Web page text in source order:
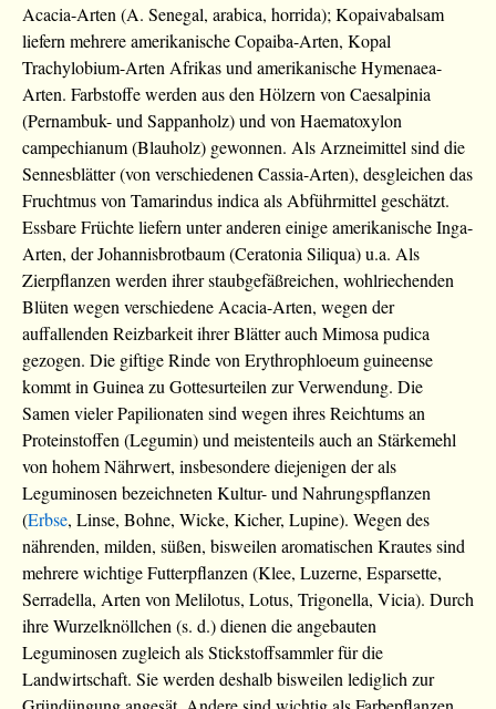
Acacia-Arten (A. Senegal, arabica, horrida); Kopaivabalsam
liefern mehrere amerikanische Copaiba-Arten, Kopal
Trachylobium-Arten Afrikas und amerikanische Hymenaea-
Arten. Farbstoffe werden aus den Hölzern von Caesalpinia
(Pernambuk- und Sappanholz) und von Haematoxylon
campechianum (Blauholz) gewonnen. Als Arzneimittel sind die
Sennesblätter (von verschiedenen Cassia-Arten), desgleichen das
Fruchtmus von Tamarindus indica als Abführmittel geschätzt.
Essbare Früchte liefern unter anderen einige amerikanische Inga-
Arten, der Johannisbrotbaum (Ceratonia Siliqua) u.a. Als
Zierpflanzen werden ihrer staubgefäßreichen, wohlriechenden
Blüten wegen verschiedene Acacia-Arten, wegen der
auffallenden Reizbarkeit ihrer Blätter auch Mimosa pudica
gezogen. Die giftige Rinde von Erythrophloeum guineense
kommt in Guinea zu Gottesurteilen zur Verwendung. Die
Samen vieler Papilionaten sind wegen ihres Reichtums an
Proteinstoffen (Legumin) und meistenteils auch an Stärkemehl
von hohem Nährwert, insbesondere diejenigen der als
Leguminosen bezeichneten Kultur- und Nahrungspflanzen
(Erbse, Linse, Bohne, Wicke, Kicher, Lupine). Wegen des
nährenden, milden, süßen, bisweilen aromatischen Krautes sind
mehrere wichtige Futterpflanzen (Klee, Luzerne, Esparsette,
Serradella, Arten von Melilotus, Lotus, Trigonella, Vicia). Durch
ihre Wurzelknöllchen (s. d.) dienen die angebauten
Leguminosen zugleich als Stickstoffsammler für die
Landwirtschaft. Sie werden deshalb bisweilen lediglich zur